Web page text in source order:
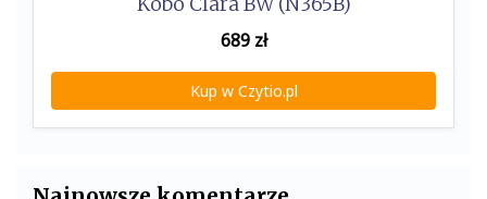
689zł
Kup w Czytio.pl